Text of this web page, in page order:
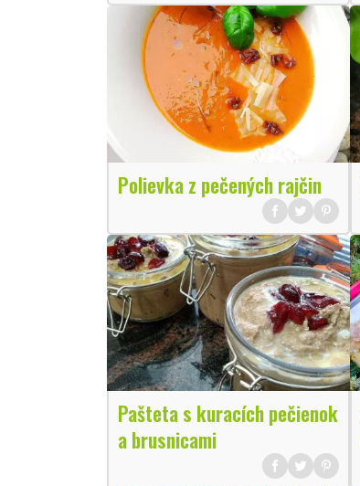
Polievka z pečených rajčin
Pašteta s kuracích pečienok
a brusnicami